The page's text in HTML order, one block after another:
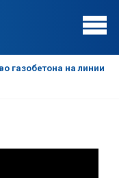
газобетона на линии